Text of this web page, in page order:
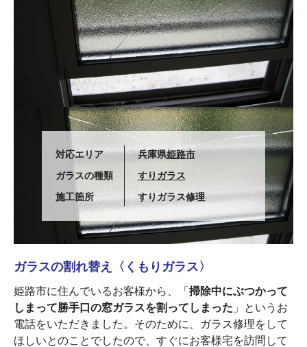
対応エリア 兵庫県姫路市
ガラスの種類
すりガラス
施工箇所
すりガラス修理
ガラスの割れ替え〈くもりガラス〉
姫路市に住んでいるお客様から、「 掃除中にぶつかって
しまって勝手口の窓ガラスを割ってしまった 」というお
電話をいただきました。そのために、ガラス修理をして
ほしいとのことでしたので、すぐにお客様宅を訪問して